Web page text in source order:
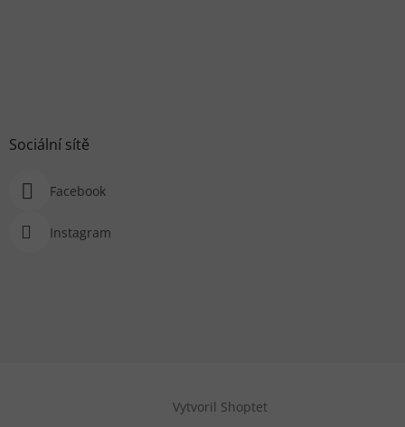
Sociální sítě
Facebook
Instagram
Vytvoril Shoptet